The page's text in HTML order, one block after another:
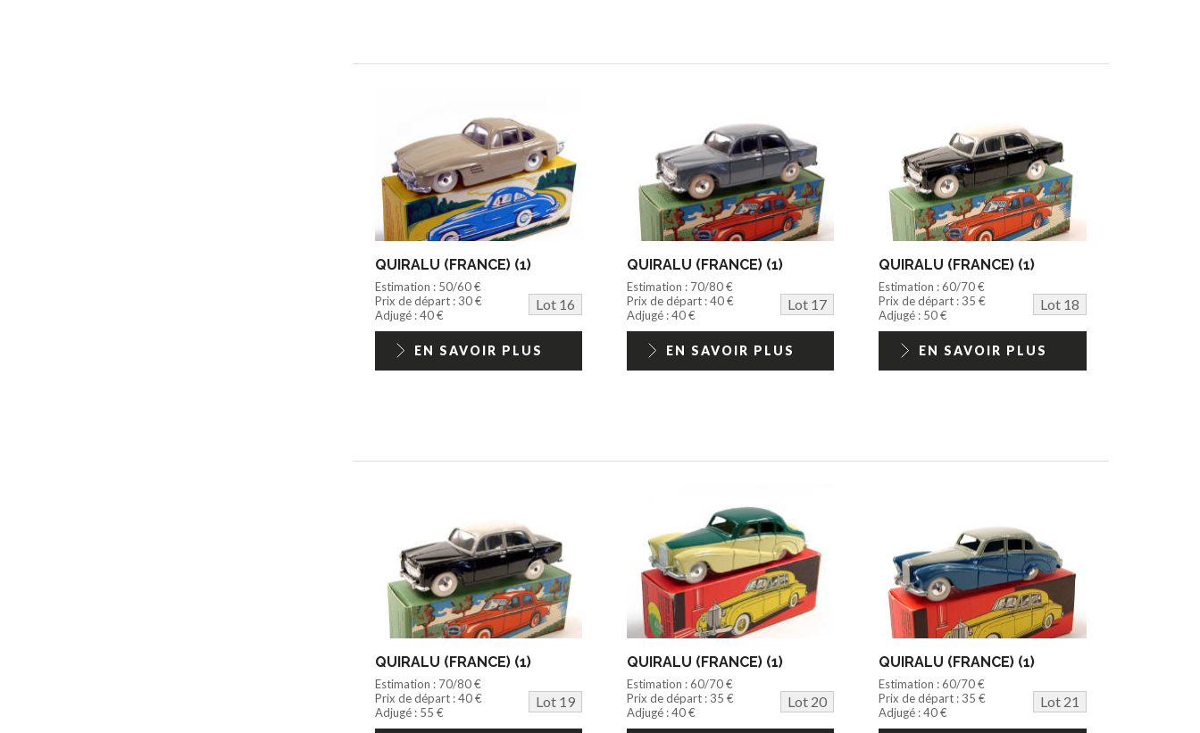
QUIRALU (FRANCE) (1)
Estimation : 50/60 €
Prix de départ : 30 €
Lot 16
Adjugé : 40 €
EN SAVOIR PLUS
QUIRALU (FRANCE) (1)
Estimation : 70/80 €
Prix de départ : 40 €
Lot 17
Adjugé : 40 €
EN SAVOIR PLUS
QUIRALU (FRANCE) (1)
Estimation : 60/70 €
Prix de départ : 35 €
Lot 18
Adjugé : 50 €
EN SAVOIR PLUS
QUIRALU (FRANCE) (1)
Estimation : 70/80 €
Prix de départ : 40 €
Lot 19
Adjugé : 55 €
QUIRALU (FRANCE) (1)
Estimation : 60/70 €
Prix de départ : 35 €
Lot 20
Adjugé : 40 €
QUIRALU (FRANCE) (1)
Estimation : 60/70 €
Prix de départ : 35 €
Lot 21
Adjugé : 40 €